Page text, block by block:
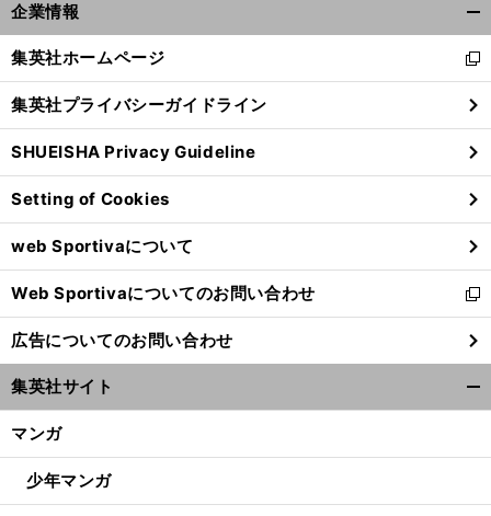
企業情報
閉
る
集英社ホームページ
新
し
い
ウ
ィ
ン
ド
ウ
で
開
く
集英社プライバシーガイドライン
SHUEISHA Privacy Guideline
Setting of Cookies
web Sportivaについて
Web Sportivaについてのお問い合わせ
新
し
い
ウ
ィ
ン
ウ
開
広告についてのお問い合わせ
集英社サイト
マンガ
少年マンガ